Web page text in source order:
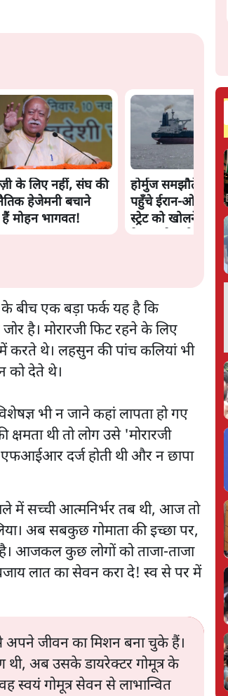
के लिए नहीं, संघ की
हेजेमनी बचाने
मोहन भागवत!
होर्मुज समझौते के
पहुँचे ईरान-ओमान,
स्ट्रेट को खोलने के
तेहरान ने रखी कड़ी
एक बड़ा फर्क यह है कि
है। मोरारजी फिट रहने के लिए
करते थे। लहसुन की पांच कलियां भी
को देते थे।
भी न जाने कहां लापता हो गए
थी तो लोग उसे 'मोरारजी
दर्ज होती थी और न छापा
में सच्ची आत्मनिर्भर तब थी, आज तो
अब सबकुछ गोमाता की इच्छा पर,
है। आजकल कुछ लोगों को ताजा-ताजा
लात का सेवन करा दे! स्व से पर में
अपने जीवन का मिशन बना चुके हैं।
थी, अब उसके डायरेक्टर गोमूत्र के
स्वयं गोमूत्र सेवन से लाभान्वित